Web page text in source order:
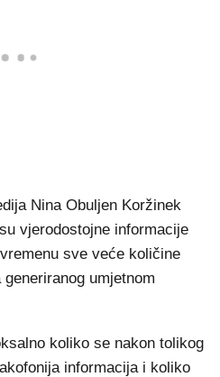
Nina Obuljen Koržinek
vjerodostojne informacije
sve veće količine
umjetnom
koliko se nakon tolikog
informacija i koliko